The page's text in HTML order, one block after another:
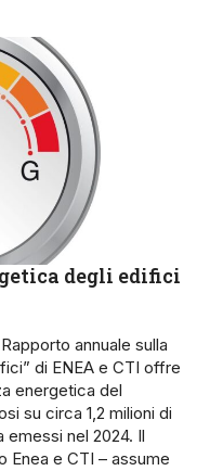
degli edifici
annuale sulla
di ENEA e CTI offre
energetica del
su circa 1,2 milioni di
nel 2024. Il
Enea e CTI – assume